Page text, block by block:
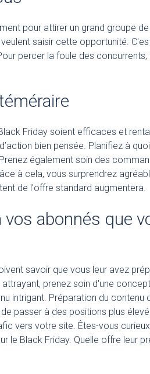
pour attirer un grand groupe
saisir cette opportunité.
percer la foule des
Friday soient efficaces et
bien pensée. Planifiez à
également soin des
à cela, vous surprendrez
de l'offre standard augmentera.
abonnés que
savoir que vous leur avez
prenez soin d'une
intrigant. Préparation du contenu
passer à des positions plus
vers votre site. Êtes-vous
le Black Friday. Quelle offre leur